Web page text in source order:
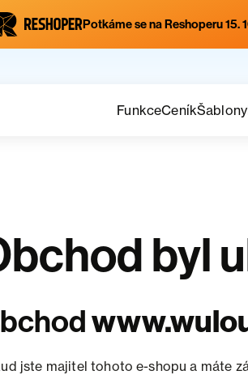
Potkáme se na Reshoperu 15.
FunkceCeníkŠablony
byl
jste majitel tohoto e-shopu a máte